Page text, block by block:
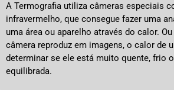
A Termografia utiliza câmeras especiais
infravermelho, que consegue fazer uma
uma área ou aparelho através do calor.
câmera reproduz em imagens, o calor de
determinar se ele está muito quente, frio
equilibrada.